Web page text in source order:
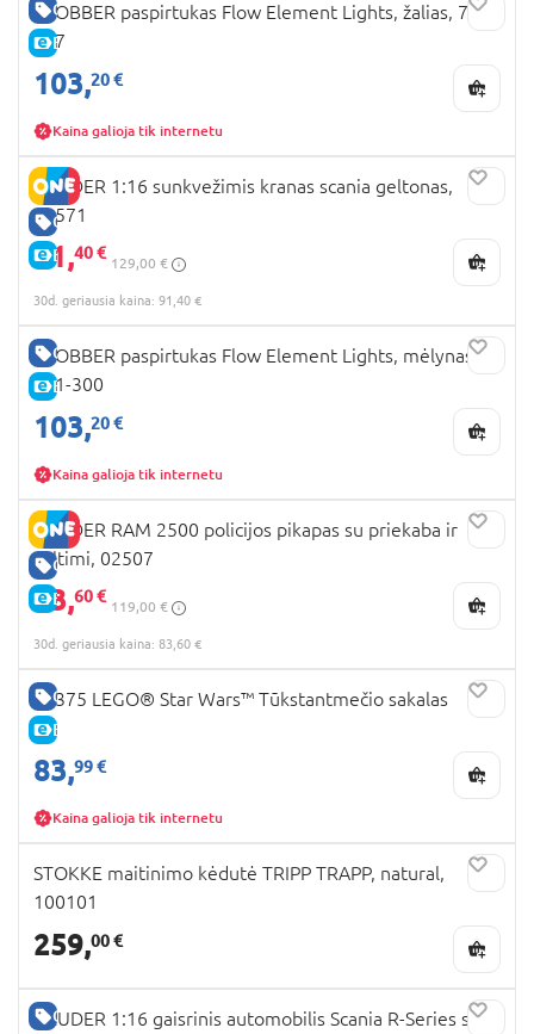
GERA KAINA
E-KAINA
GLOBBER paspirtukas Flow Element Lights, žalias, 721-
307
103,20 €
Kaina galioja tik internetu
GERA KAINA
E-KAINA
BRUDER 1:16 sunkvežimis kranas scania geltonas,
03571
91,40 €
129,00 €
30d. geriausia kaina: 91,40 €
GERA KAINA
E-KAINA
GLOBBER paspirtukas Flow Element Lights, mėlynas,
721-300
103,20 €
Kaina galioja tik internetu
GERA KAINA
E-KAINA
BRUDER RAM 2500 policijos pikapas su priekaba ir
valtimi, 02507
83,60 €
119,00 €
30d. geriausia kaina: 83,60 €
GERA KAINA
E-KAINA
75375 LEGO® Star Wars™ Tūkstantmečio sakalas
83,99 €
Kaina galioja tik internetu
STOKKE maitinimo kėdutė TRIPP TRAPP, natural,
100101
259,00 €
GERA KAINA
BRUDER 1:16 gaisrinis automobilis Scania R-Series su